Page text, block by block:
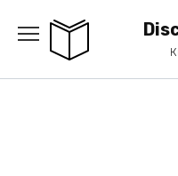
содержанию